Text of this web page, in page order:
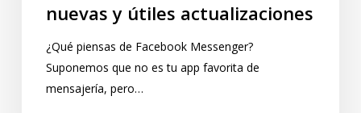
nuevas y útiles actualizaciones
¿Qué piensas de Facebook Messenger?
Suponemos que no es tu app favorita de
mensajería, pero…